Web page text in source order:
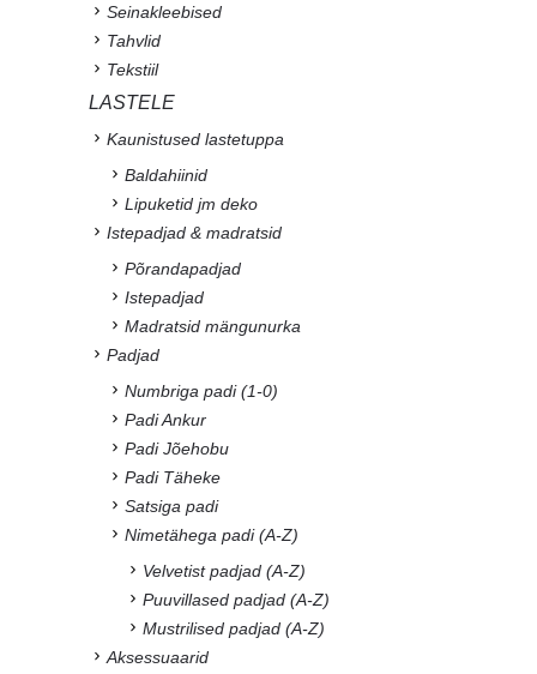
Seinakleebised
Tahvlid
Tekstiil
LASTELE
Kaunistused lastetuppa
Baldahiinid
Lipuketid jm deko
Istepadjad & madratsid
Põrandapadjad
Istepadjad
Madratsid mängunurka
Padjad
Numbriga padi (1-0)
Padi Ankur
Padi Jõehobu
Padi Täheke
Satsiga padi
Nimetähega padi (A-Z)
Velvetist padjad (A-Z)
Puuvillased padjad (A-Z)
Mustrilised padjad (A-Z)
Aksessuaarid